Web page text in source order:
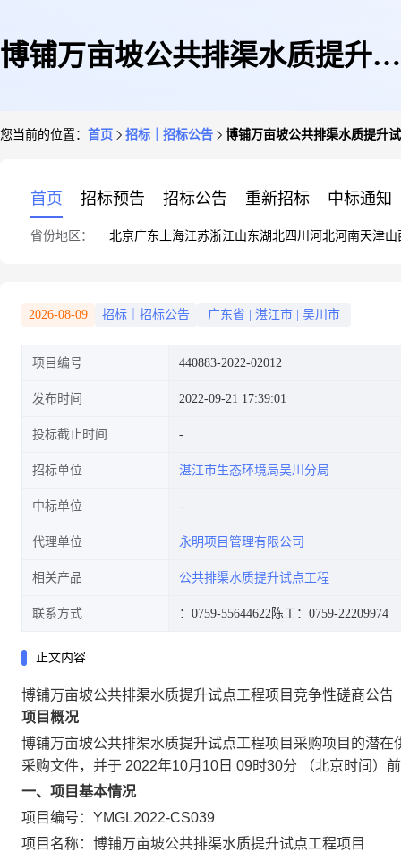
博铺万亩坡公共排渠水质提升试
您当前的位置： 首页 招标｜招标公告 博铺万亩坡公共排渠水质提升
首页 招标预告 招标公告 重新招标 中标通知
省份地区： 北京广东 上海江苏浙江山东湖北四川 河北河南天津山
2026-08-09 招标｜招标公告 广东省 湛江市 吴川市
项目编号 440883-2022-02012
发布时间 2022-09-21 17:39:01
投标截止时间
招标单位 湛江市生态环境局吴川分局
中标单位
代理单位 永明项目管理有限公司
相关产品 公共排渠水质提升试点工程
联系方式 ：0759-55644622陈工：0759-22209974
正文内容
博铺万亩坡公共排渠水质提升试点工程项目竞争性磋商公告
项目概况
博铺万亩坡公共排渠水质提升试点工程项目 采购项目的潜在
采购文件，并于 2022年10月10日 09时30分
（北京时间）
一、项目基本情况
项目编号：YMGL2022-CS039
项目名称：博铺万亩坡公共排渠水质提升试点工程项目